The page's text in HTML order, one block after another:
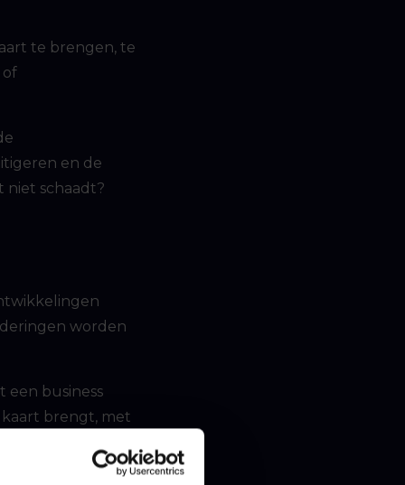
te brengen, te
of
en de
niet schaadt?
worden
een business
kaart brengt, met